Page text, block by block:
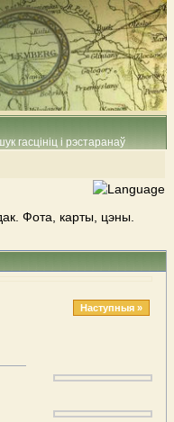
гасцініц і рэстаранаў
Фота, карты, цэны.
Наступныя »